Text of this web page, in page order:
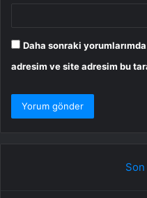
Daha sonraki
adresim ve site adresim bu